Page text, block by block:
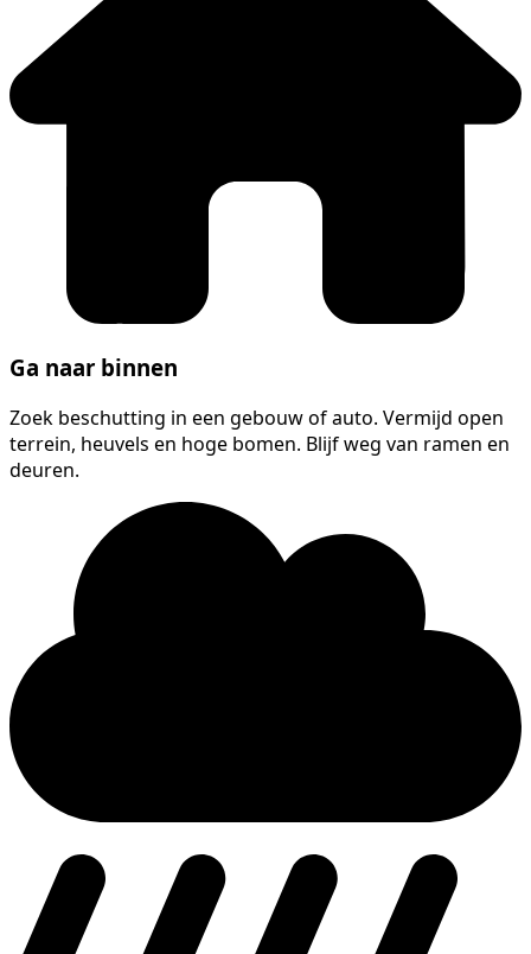
Ga naar binnen
Zoek beschutting in een gebouw of auto. Vermijd open
terrein, heuvels en hoge bomen. Blijf weg van ramen en
deuren.